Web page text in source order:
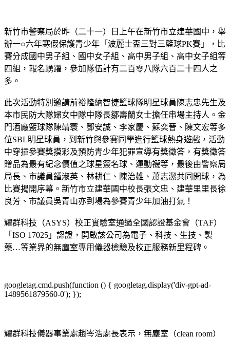
新竹市警察局於昨（二十一）日上午在新竹市立建華國中，舉
辦一○六年寒假保護青少年「波麗士盃三對三籃球PK賽」，比
賽分成國中男子組、國中女子組、高中男子組、高中女子組等
四組，報名踴躍，參加隊伍計有二百零八隊六百二十四人之
多。
此次活動特別邀請前裕隆納智捷籃球隊明星球員陳志忠先生及
本市民防大隊婦女中隊中隊長鄒壽蘭女士擔任串場主持人。金
門酒廠籃球隊陳靖寰、鄧安誠、李家慶、蘇奕晉、陳文宏等多
位SBL明星球員，到新竹與參賽同學進行籃球熱身遊戲，活動
中穿插參賽獎摸彩及預防青少年犯罪宣導有獎徵答，有獎徵答
贈品為最有紀念價值之球星簽名球、運動襪等，最後由警察局
局長、市議員鍾淑英、林耕仁、陳治雄、蕭志潔共同開球，為
比賽揭開序幕。新竹市立建華國中校長張文忠、建華里里長徐
良芳、市議員吳青山亦到場為參賽青少年加油打氣！
耀群科技（ASYS）校正實驗室通過全國認證基金會（TAF）
「ISO 17025」認證，開啟該公司為電子、科技、生技、製
藥…等業界的無塵室專用儀器檢驗及校正服務新里程碑。
googletag.cmd.push(function () { googletag.display('div-gpt-ad-
1489561879560-0'); });
耀群科技儀器事業處趙岑浩處長表示，無塵室（clean room）